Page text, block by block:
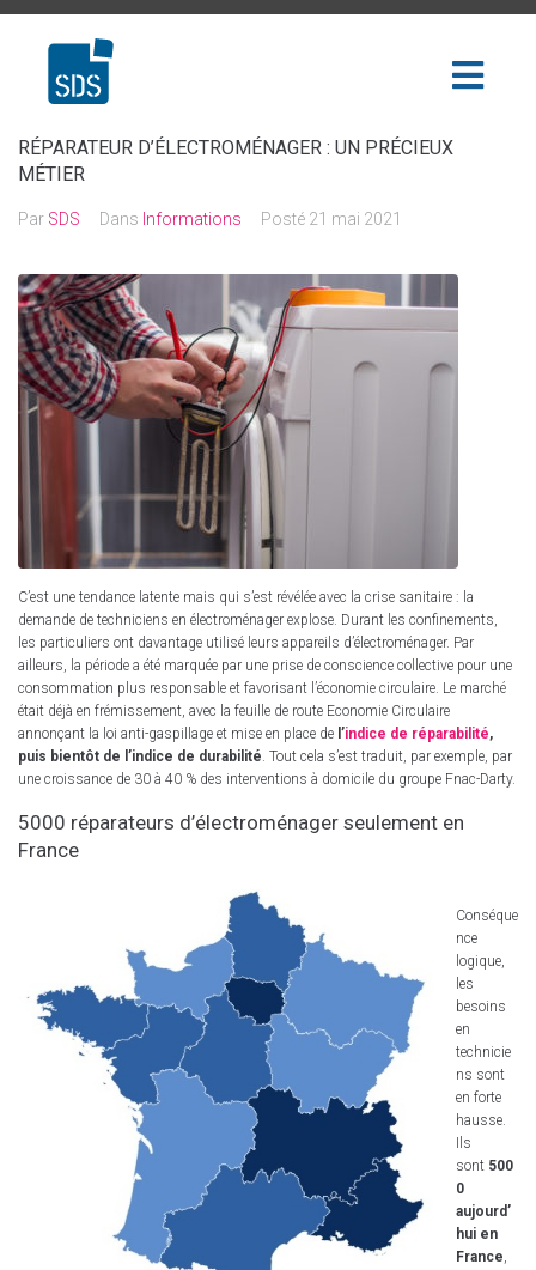
RÉPARATEUR D’ÉLECTROMÉNAGER : UN PRÉCIEUX
MÉTIER
Par SDS Dans Informations Posté 21 mai 2021
C’est une tendance latente mais qui s’est révélée avec la crise sanitaire : la
demande de techniciens en électroménager explose. Durant les confinements,
les particuliers ont davantage utilisé leurs appareils d’électroménager. Par
ailleurs, la période a été marquée par une prise de conscience collective pour une
consommation plus responsable et favorisant l’économie circulaire. Le marché
était déjà en frémissement, avec la feuille de route Economie Circulaire
annonçant la loi anti-gaspillage et mise en place de l’indice de réparabilité,
puis bientôt de l’indice de durabilité. Tout cela s’est traduit, par exemple, par
une croissance de 30 à 40 % des interventions à domicile du groupe Fnac-Darty.
5000 réparateurs d’électroménager seulement en
France
Conséque
nce
logique,
les
besoins
en
technicie
ns sont
en forte
hausse.
Ils
sont 500
0
aujourd’
hui en
France,